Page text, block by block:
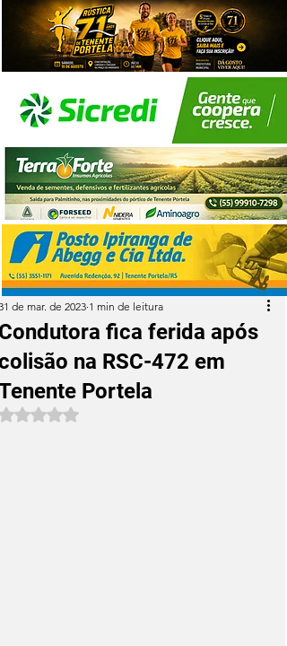
fica ferida após
na RSC-472 em
Portela
de mar. de 2023 1 min de leitura
Avaliado com NaN de 5 estrelas.